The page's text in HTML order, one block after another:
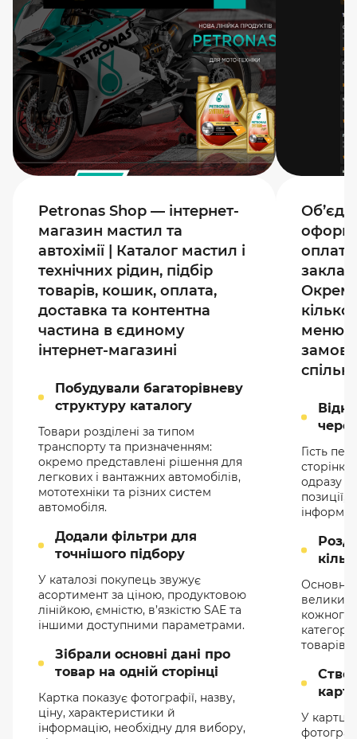
Petronas Shop — інтернет-
магазин мастил та
автохімії | Каталог мастил і
технічних рідин, підбір
товарів, кошик, оплата,
доставка та контентна
частина в єдиному
інтернет-магазині
Побудували багаторівневу
структуру каталогу
Товари розділені за типом
транспорту та призначенням:
окремо представлені рішення для
легкових і вантажних автомобілів,
мототехніки та різних систем
автомобіля.
Додали фільтри для
точнішого підбору
У каталозі покупець звужує
асортимент за ціною, продуктовою
лінійкою, ємністю, в’язкістю SAE та
іншими доступними параметрами.
Зібрали основні дані про
товар на одній сторінці
Картка показує фотографії, назву,
ціну, характеристики й
інформацію, необхідну для вибору,
оплату
меню,
Гість
одразу
позиції,
Основне
великих
кожного
товарів.
У картці